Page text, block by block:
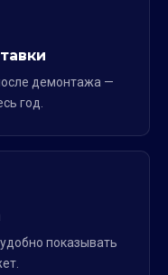
демонтажа —
год.
показывать